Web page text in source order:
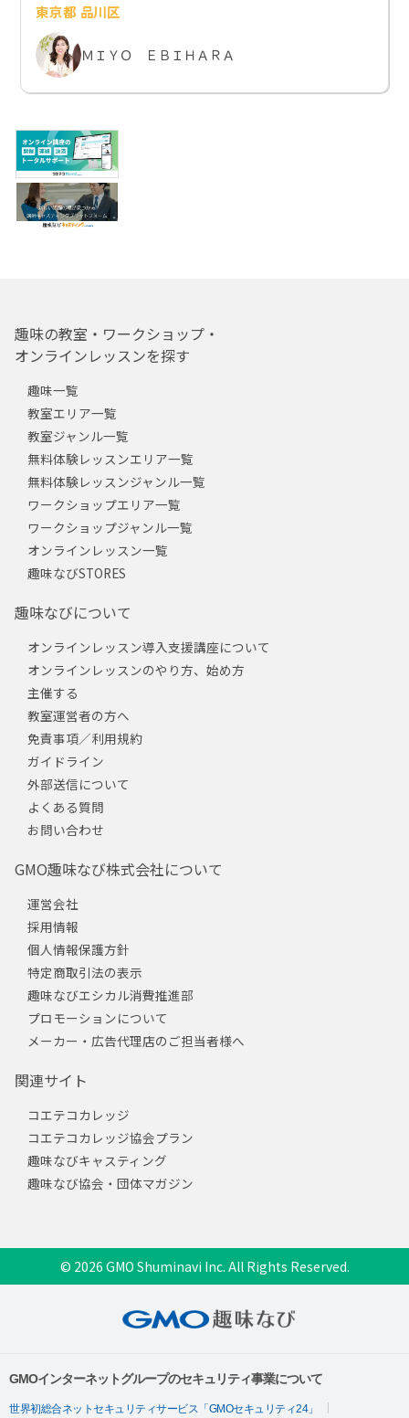
東京都 品川区
ＭＩＹＯ ＥＢＩＨＡＲＡ
趣味の教室・ワークショップ・
オンラインレッスンを探す
趣味一覧
教室エリア一覧
教室ジャンル一覧
無料体験レッスンエリア一覧
無料体験レッスンジャンル一覧
ワークショップエリア一覧
ワークショップジャンル一覧
オンラインレッスン一覧
趣味なびSTORES
趣味なびについて
オンラインレッスン導入支援講座について
オンラインレッスンのやり方、始め方
主催する
教室運営者の方へ
免責事項／利用規約
ガイドライン
外部送信について
よくある質問
お問い合わせ
GMO趣味なび株式会社について
運営会社
採用情報
個人情報保護方針
特定商取引法の表示
趣味なびエシカル消費推進部
プロモーションについて
メーカー・広告代理店のご担当者様へ
関連サイト
コエテコカレッジ
コエテコカレッジ協会プラン
趣味なびキャスティング
趣味なび協会・団体マガジン
© 2026 GMO Shuminavi Inc. All Rights Reserved.